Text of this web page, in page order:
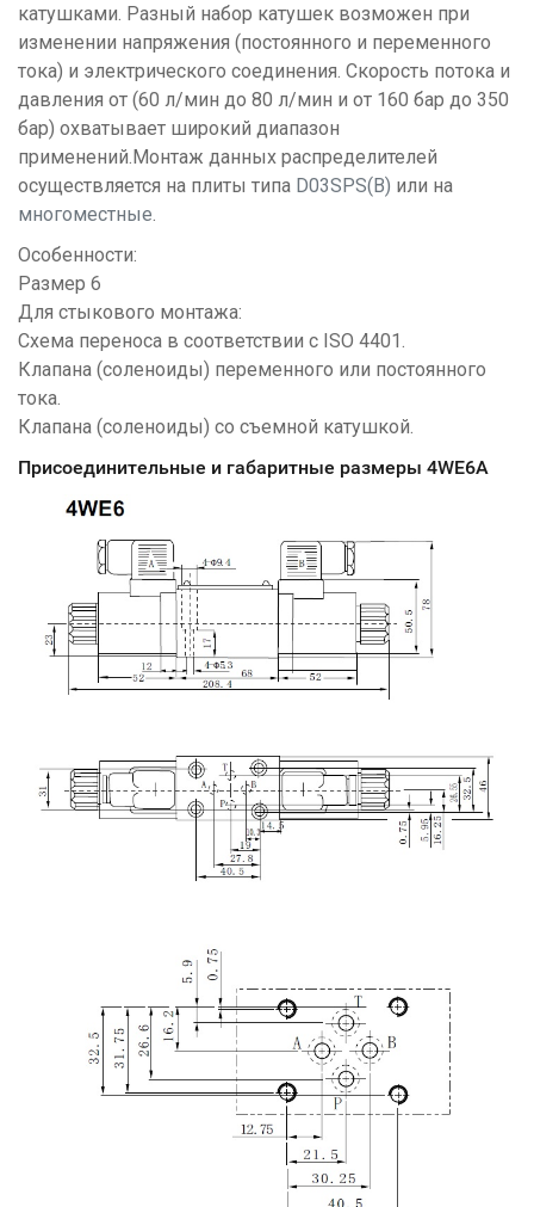
катушками. Разный набор катушек возможен при
изменении напряжения (постоянного и переменного
тока) и электрического соединения. Скорость потока и
давления от (60 л/мин до 80 л/мин и от 160 бар до 350
бар) охватывает широкий диапазон
применений.Монтаж данных распределителей
осуществляется на плиты типа D03SPS(B) или на
многоместные.
Особенности:
Размер 6
Для стыкового монтажа:
Схема переноса в соответствии с ISO 4401.
Клапана (соленоиды) переменного или постоянного
тока.
Клапана (соленоиды) со съемной катушкой.
Присоединительные и габаритные размеры 4WE6A